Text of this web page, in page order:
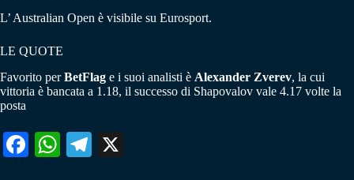
L’ Australian Open è visibile su Eurosport.
LE QUOTE
Favorito perBetFlag e i suoi analisti è Alexander Zverev, la cui
vittoria è bancata a 1.18, il successo di Shapovalov vale 4.17 volte la
posta
Fa W
Te